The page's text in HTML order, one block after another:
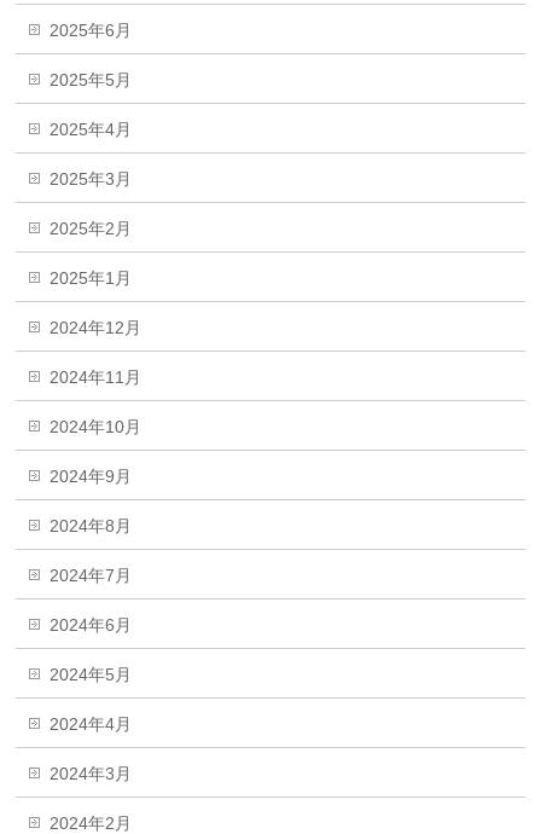
2025年6月
2025年5月
2025年4月
2025年3月
2025年2月
2025年1月
2024年12月
2024年11月
2024年10月
2024年9月
2024年8月
2024年7月
2024年6月
2024年5月
2024年4月
2024年3月
2024年2月